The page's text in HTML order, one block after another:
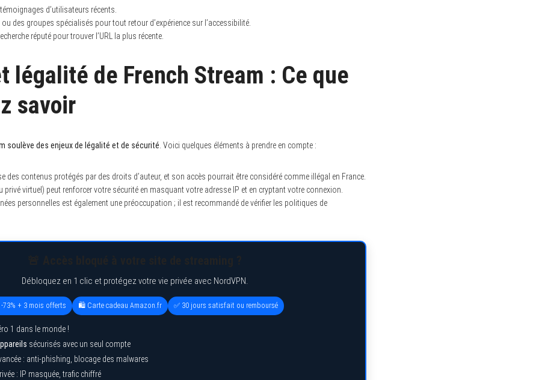
d’utilisateurs récents.
des groupes spécialisés pour tout retour d’expérience sur l’accessibilité.
réputé pour trouver l’URL la plus récente.
légalité de French Stream : Ce que
savoir
soulève des enjeux de légalité et de sécurité . Voici quelques éléments à prendre en compte :
des contenus protégés par des droits d’auteur, et son accès pourrait être considéré comme illégal en France.
privé virtuel) peut renforcer votre sécurité en masquant votre adresse IP et en cryptant votre connexion.
personnelles est également une préoccupation ; il est recommandé de vérifier les politiques de
Débloquez en 1 clic et protégez votre vie privée avec NordVPN.
73% + 3 mois offerts 🛍️ Carte cadeau Amazon.fr ✅ 30 jours satisfait ou remboursé
1 dans le monde !
sécurisés avec un seul compte
: anti-phishing, blocage des malwares
: IP masquée, trafic chiffré